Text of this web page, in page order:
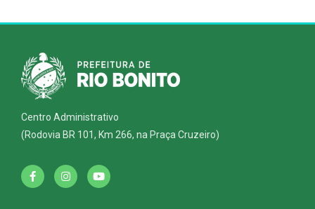
Centro Administrativo
(Rodovia BR 101, Km 266, na Praça Cruzeiro)